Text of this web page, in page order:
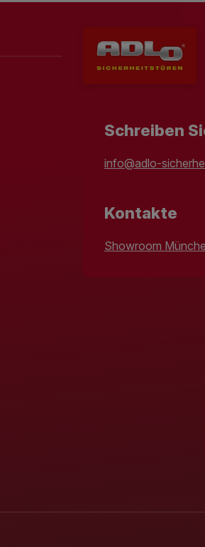
Schreiben
info@adlo-
Kontakte
Showroom